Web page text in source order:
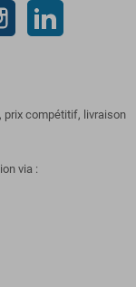
Instagram
prix compétitif, livraison
via :